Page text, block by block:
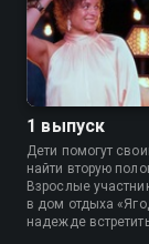
1 выпуск
Дети помогут
найти вторую
Взрослые
в дом отдыха
надежде